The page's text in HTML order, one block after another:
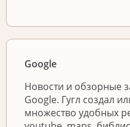
Google
Новости и обзорные
Google. Гугл создал
множество удобных